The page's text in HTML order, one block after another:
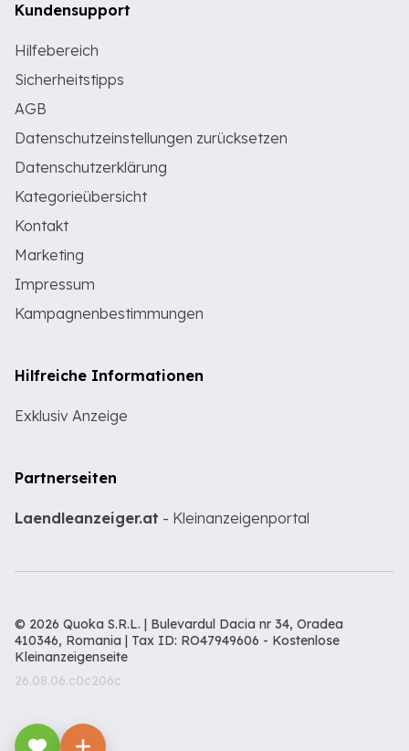
Kundensupport
Hilfebereich
Sicherheitstipps
AGB
Datenschutzeinstellungen zurücksetzen
Datenschutzerklärung
Kategorieübersicht
Kontakt
Marketing
Impressum
Kampagnenbestimmungen
Hilfreiche Informationen
Exklusiv Anzeige
Partnerseiten
Laendleanzeiger.at - Kleinanzeigenportal
© 2026 Quoka S.R.L. | Bulevardul Dacia nr 34, Oradea
410346, Romania | Tax ID: RO47949606 - Kostenlose
Kleinanzeigenseite
26.08.06.c0c206c